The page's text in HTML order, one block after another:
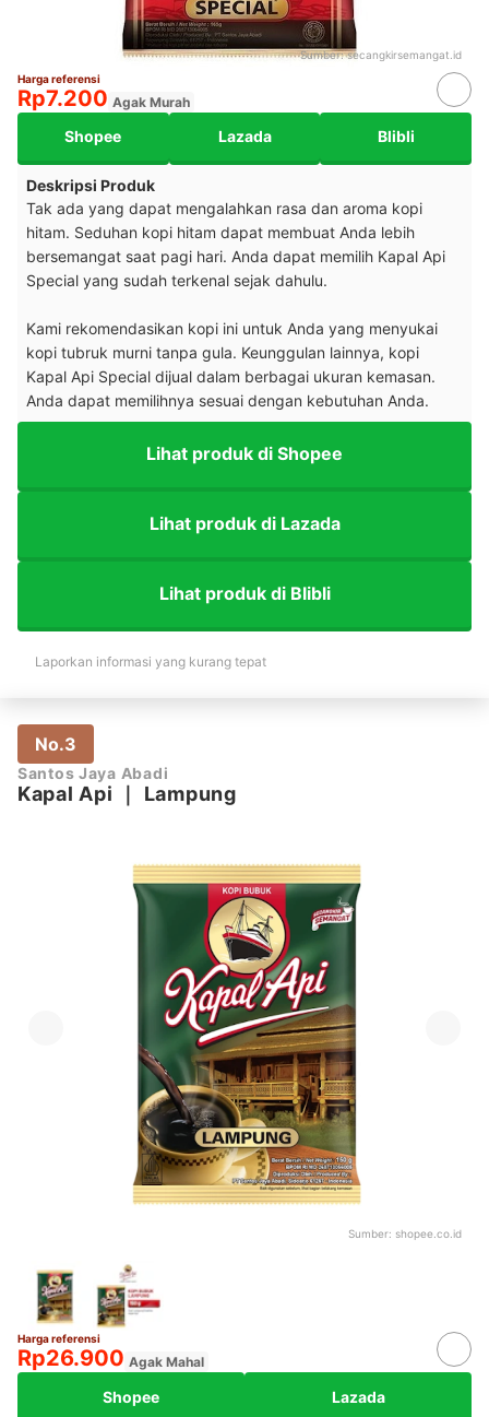
Sumber:secangkirsemangat.id
Harga referensi
Rp7.200 Agak Murah
Shopee Lazada Blibli
Deskripsi Produk
Tak ada yang dapat mengalahkan rasa dan aroma kopi
hitam. Seduhan kopi hitam dapat membuat Anda lebih
bersemangat saat pagi hari. Anda dapat memilih Kapal Api
Special yang sudah terkenal sejak dahulu.
Kami rekomendasikan kopi ini untuk Anda yang menyukai
kopi tubruk murni tanpa gula. Keunggulan lainnya, kopi
Kapal Api Special dijual dalam berbagai ukuran kemasan.
Anda dapat memilihnya sesuai dengan kebutuhan Anda.
Lihat produk di Shopee
Lihat produk di Lazada
Lihat produk di Blibli
Laporkan informasi yang kurang tepat
No.3
Santos Jaya Abadi
Kapal Api ｜ Lampung
Sumber: shopee.co.id
Harga referensi
Rp26.900 Agak Mahal
Shopee Lazada